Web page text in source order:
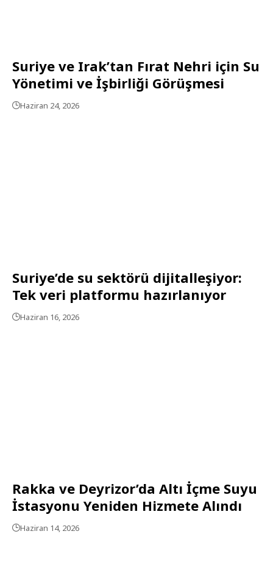
Suriye ve Irak’tan Fırat Nehri için Su
Yönetimi ve İşbirliği Görüşmesi
Haziran 24, 2026
Suriye’de su sektörü dijitalleşiyor:
Tek veri platformu hazırlanıyor
Haziran 16, 2026
Rakka ve Deyrizor’da Altı İçme Suyu
İstasyonu Yeniden Hizmete Alındı
Haziran 14, 2026